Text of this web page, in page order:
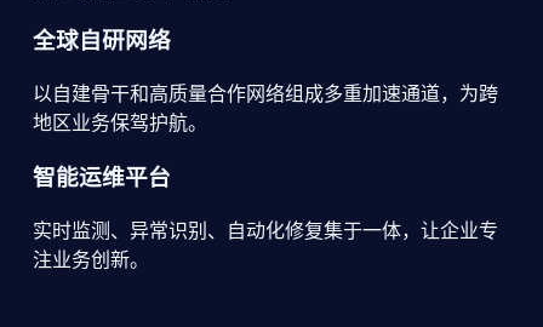
全球自研网络
以自建骨干和高质量合作网络组成多重加速通道，为跨
地区业务保驾护航。
智能运维平台
实时监测、异常识别、自动化修复集于一体，让企业专
注业务创新。